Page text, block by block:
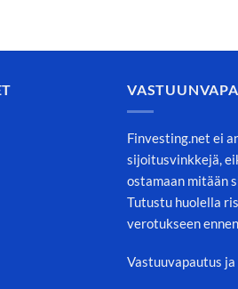
Finvesting.net ei
sijoitusvinkkejä,
ostamaan mitään
Tutustu huolella
verotukseen
Vastuuvapautus